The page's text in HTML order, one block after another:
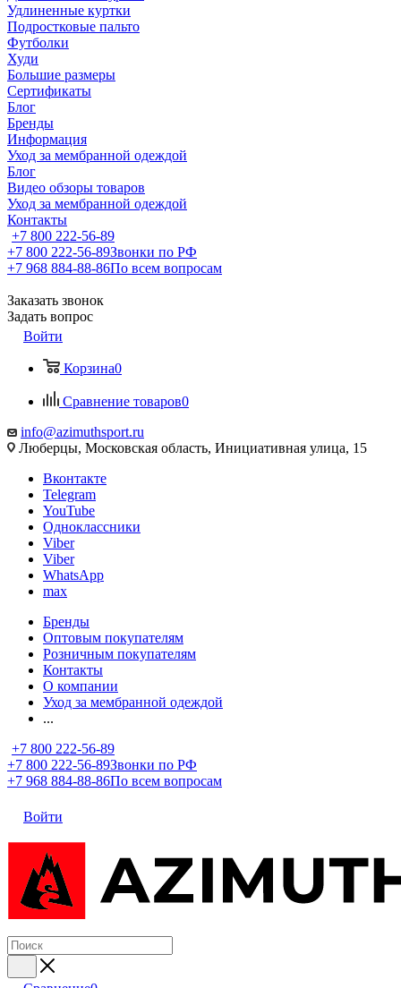
Удлиненные куртки
Подростковые пальто
Футболки
Худи
Большие размеры
Сертификаты
Блог
Бренды
Информация
Уход за мембранной одеждой
Блог
Видео обзоры товаров
Уход за мембранной одеждой
Контакты
+7 800 222-56-89
+7 800 222-56-89Звонки по РФ
+7 968 884-88-86По всем вопросам
Заказать звонок
Задать вопрос
Войти
Корзина0
Сравнение товаров0
info@azimuthsport.ru
Люберцы, Московская область, Инициативная улица, 15
Вконтакте
Telegram
YouTube
Одноклассники
Viber
Viber
WhatsApp
max
Бренды
Оптовым покупателям
Розничным покупателям
Контакты
О компании
Уход за мембранной одеждой
...
+7 800 222-56-89
+7 800 222-56-89Звонки по РФ
+7 968 884-88-86По всем вопросам
Войти